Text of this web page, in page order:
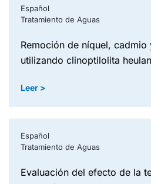
Español
Tratamiento de Aguas
remoción de níquel, cadmio y zinc del agua,
utilizando clinoptilolita
Leer >
Español
Tratamiento de Aguas
evaluación del efecto de la temperatura en la